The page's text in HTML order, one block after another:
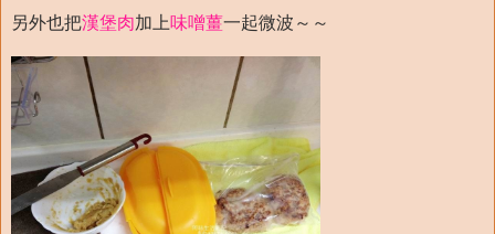
另外也把漢堡肉加上味噌薑一起微波～～